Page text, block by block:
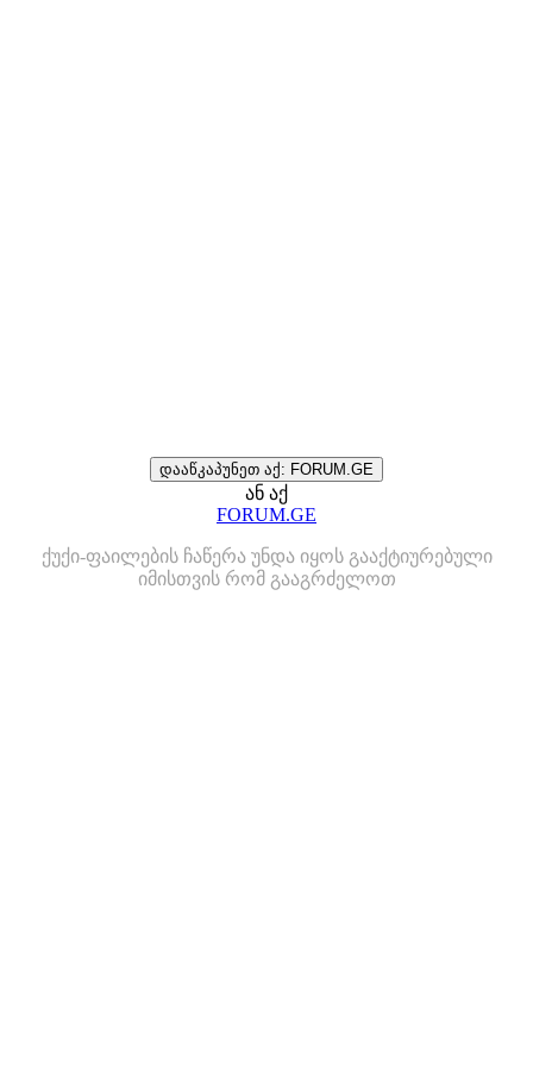
დააწკაპუნეთ აქ: FORUM.GE
ან აქ
FORUM.GE
ქუქი-ფაილების ჩაწერა უნდა იყოს გააქტიურებული
იმისთვის რომ გააგრძელოთ